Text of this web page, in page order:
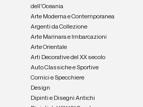
dell'Oceania
Arte Moderna e Contemporanea
Argenti da Collezione
Arte Marinara e Imbarcazioni
Arte Orientale
Arti Decorative del XX secolo
Auto Classiche e Sportive
Cornici e Specchiere
Design
Dipinti e Disegni Antichi